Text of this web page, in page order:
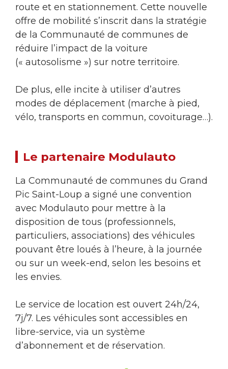
route et en stationnement. Cette nouvelle
offre de mobilité s’inscrit dans la stratégie
de la Communauté de communes de
réduire l’impact de la voiture
(« autosolisme ») sur notre territoire.
De plus, elle incite à utiliser d’autres
modes de déplacement (marche à pied,
vélo, transports en commun, covoiturage…).
Le partenaire Modulauto
La Communauté de communes du Grand
Pic Saint-Loup a signé une convention
avec Modulauto pour mettre à la
disposition de tous (professionnels,
particuliers, associations) des véhicules
pouvant être loués à l’heure, à la journée
ou sur un week-end, selon les besoins et
les envies.
Le service de location est ouvert 24h/24,
7j/7. Les véhicules sont accessibles en
libre-service, via un système
d’abonnement et de réservation.